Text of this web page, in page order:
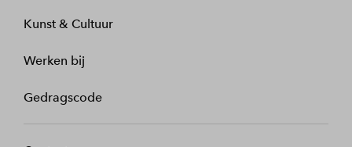
Kunst & Cultuur
Werken bij
Gedragscode